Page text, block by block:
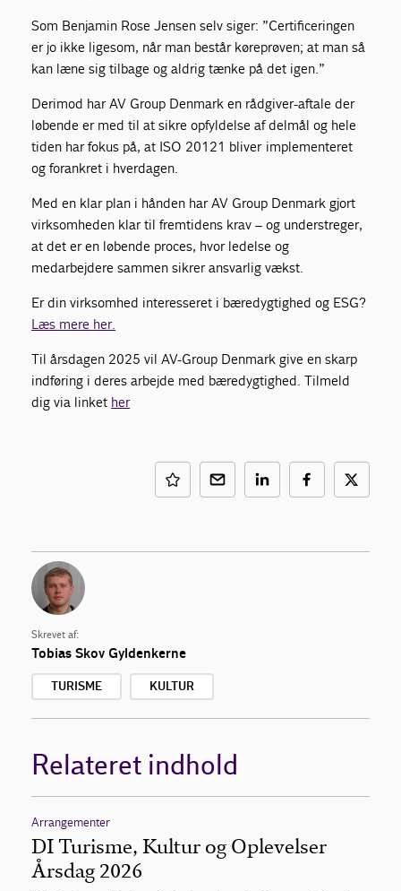
Som Benjamin Rose Jensen selv siger: ”Certificeringen
er jo ikke ligesom, når man består køreprøven; at man så
kan læne sig tilbage og aldrig tænke på det igen.”
Derimod har AV Group Denmark en rådgiver-aftale der
løbende er med til at sikre opfyldelse af delmål og hele
tiden har fokus på, at ISO 20121 bliver implementeret
og forankret i hverdagen.
Med en klar plan i hånden har AV Group Denmark gjort
virksomheden klar til fremtidens krav – og understreger,
at det er en løbende proces, hvor ledelse og
medarbejdere sammen sikrer ansvarlig vækst.
Er din virksomhed interesseret i bæredygtighed og ESG?
Læs mere her.
Til årsdagen 2025 vil AV-Group Denmark give en skarp
indføring i deres arbejde med bæredygtighed. Tilmeld
dig via linket her
Skrevet af:
Tobias Skov Gyldenkerne
TURISME KULTUR
Relateret indhold
Arrangementer
DI Turisme, Kultur og Oplevelser
Årsdag 2026